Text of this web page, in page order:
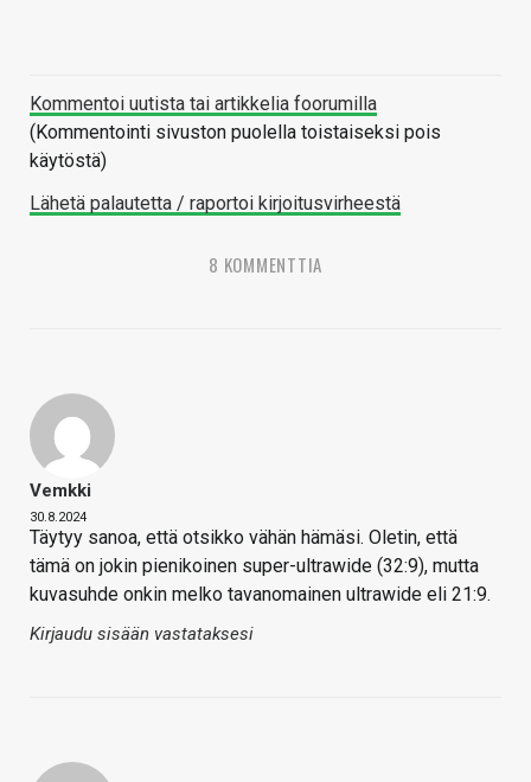
Kommentoi uutista tai artikkelia foorumilla
(Kommentointi sivuston puolella toistaiseksi pois
käytöstä)
Lähetä palautetta / raportoi kirjoitusvirheestä
8 KOMMENTTIA
Vemkki
30.8.2024
Täytyy sanoa, että otsikko vähän hämäsi. Oletin, että
tämä on jokin pienikoinen super-ultrawide (32:9), mutta
kuvasuhde onkin melko tavanomainen ultrawide eli 21:9.
Kirjaudu sisään vastataksesi